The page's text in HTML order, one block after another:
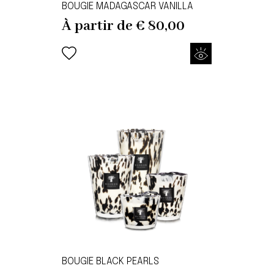
BOUGIE MADAGASCAR VANILLA
À partir de€ 80,00
BOUGIE BLACK PEARLS